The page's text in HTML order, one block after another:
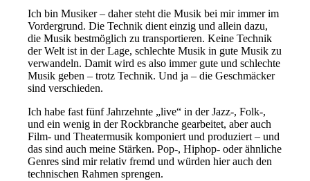
Ich bin Musiker – daher steht die Musik bei mir immer im
Vordergrund. Die Technik dient einzig und allein dazu,
die Musik bestmöglich zu transportieren. Keine Technik
der Welt ist in der Lage, schlechte Musik in gute Musik zu
verwandeln. Damit wird es also immer gute und schlechte
Musik geben – trotz Technik. Und ja – die Geschmäcker
sind verschieden.
Ich habe fast fünf Jahrzehnte „live“ in der Jazz-, Folk-,
und ein wenig in der Rockbranche gearbeitet, aber auch
Film- und Theatermusik komponiert und produziert – und
das sind auch meine Stärken. Pop-, Hiphop- oder ähnliche
Genres sind mir relativ fremd und würden hier auch den
technischen Rahmen sprengen.